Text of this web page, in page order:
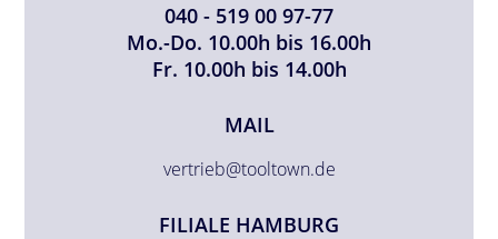
040 - 519 00 97-77
Mo.-Do. 10.00h bis 16.00h
Fr. 10.00h bis 14.00h
MAIL
vertrieb@tooltown.de
FILIALE HAMBURG